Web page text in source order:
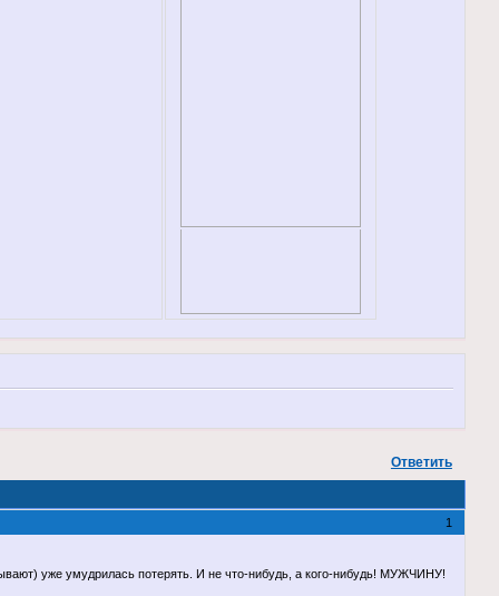
Ответить
1
уже умудрилась потерять. И не что-нибудь, а кого-нибудь! МУЖЧИНУ!